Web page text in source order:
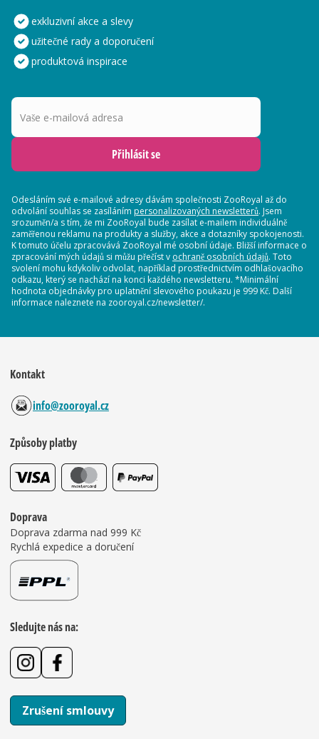
exkluzivní akce a slevy
užitečné rady a doporučení
produktová inspirace
Vaše e-mailová adresa
Přihlásit se
Odesláním své e-mailové adresy dávám společnosti ZooRoyal až do
odvolání souhlas se zasíláním personalizovaných newsletterů. Jsem
srozuměn/a s tím, že mi ZooRoyal bude zasílat e-mailem individuálně
zaměřenou reklamu na produkty a služby, akce a dotazníky spokojenosti.
K tomuto účelu zpracovává ZooRoyal mé osobní údaje. Bližší informace o
zpracování mých údajů si můžu přečíst v ochraně osobních údajů. Toto
svolení mohu kdykoliv odvolat, například prostřednictvím odhlašovacího
odkazu, který se nachází na konci každého newsletteru. *Minimální
hodnota objednávky pro uplatnění slevového poukazu je 999 Kč. Další
informace naleznete na zooroyal.cz/newsletter/.
Kontakt
info@zooroyal.cz
Způsoby platby
Doprava
Doprava zdarma nad 999 Kč
Rychlá expedice a doručení
Sledujte nás na:
Zrušení smlouvy